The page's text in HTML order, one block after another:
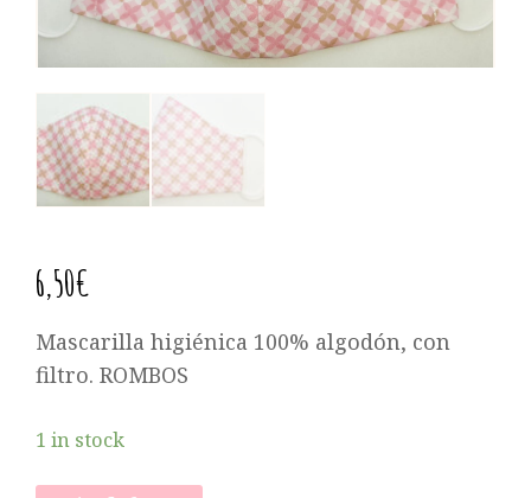
6,50€
Mascarilla higiénica 100% algodón, con
filtro. ROMBOS
1 in stock